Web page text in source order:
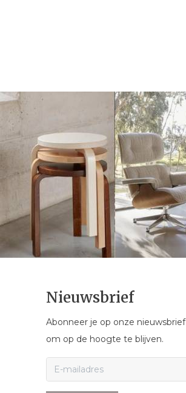
Nieuwsbrief
Abonneer je op onze nieuwsbrief
om op de hoogte te blijven.